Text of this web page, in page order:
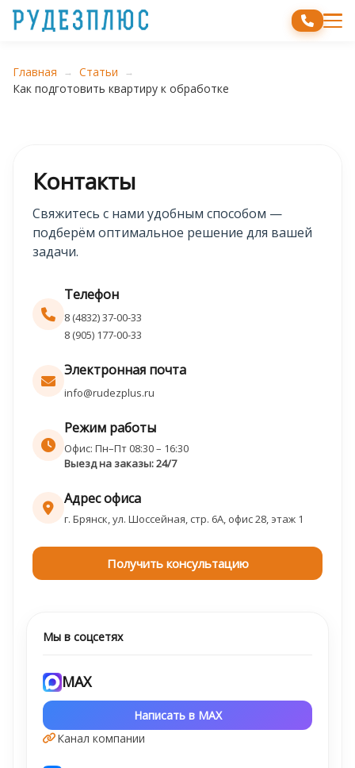
Главная → Статьи →
Как подготовить квартиру к обработке
Контакты
Свяжитесь с нами удобным способом —
подберём оптимальное решение для вашей
задачи.
Телефон
8 (4832) 37-00-33
8 (905) 177-00-33
Электронная почта
info@rudezplus.ru
Режим работы
Офис: Пн–Пт 08:30 – 16:30
Выезд на заказы: 24/7
Адрес офиса
г. Брянск, ул. Шоссейная, стр. 6А, офис 28, этаж 1
Получить консультацию
Мы в соцсетях
MAX
Написать в MAX
Канал компании